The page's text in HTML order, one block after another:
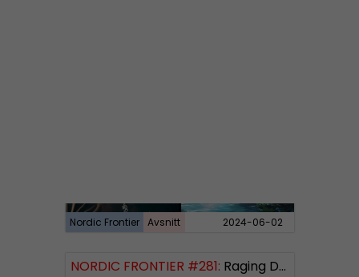
Nordic Frontier Avsnitt 2024-06-02
NORDIC FRONTIER #281: Raging Dissident